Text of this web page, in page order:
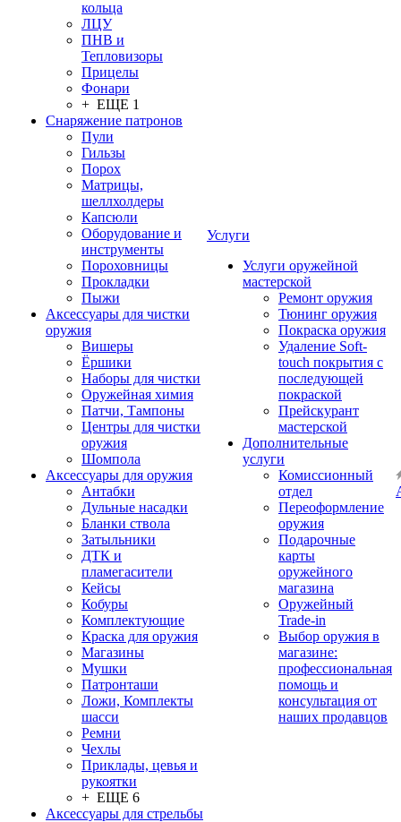
кольца
ЛЦУ
ПНВ и
Тепловизоры
Прицелы
Фонари
+ ЕЩЕ 1
Снаряжение патронов
Пули
Гильзы
Порох
Матрицы,
шеллхолдеры
Капсюли
Оборудование и
инструменты
Пороховницы
Прокладки
Пыжи
Аксессуары для чистки
оружия
Вишеры
Ёршики
Наборы для чистки
Оружейная химия
Патчи, Тампоны
Центры для чистки
оружия
Шомпола
Аксессуары для оружия
Антабки
Дульные насадки
Бланки ствола
Затыльники
ДТК и
пламегасители
Кейсы
Кобуры
Комплектующие
Краска для оружия
Магазины
Мушки
Патронташи
Ложи, Комплекты
шасси
Ремни
Чехлы
Приклады, цевья и
рукоятки
+ ЕЩЕ 6
Аксессуары для стрельбы
Услуги
Услуги оружейной
мастерской
Ремонт оружия
Тюнинг оружия
Покраска оружия
Удаление Soft-
touch покрытия с
последующей
покраской
Прейскурант
мастерской
Дополнительные
услуги
Комиссионный
отдел
Переоформление
оружия
Подарочные
карты
оружейного
магазина
Оружейный
Trade-in
Выбор оружия в
магазине:
профессиональная
помощь и
консультация от
наших продавцов